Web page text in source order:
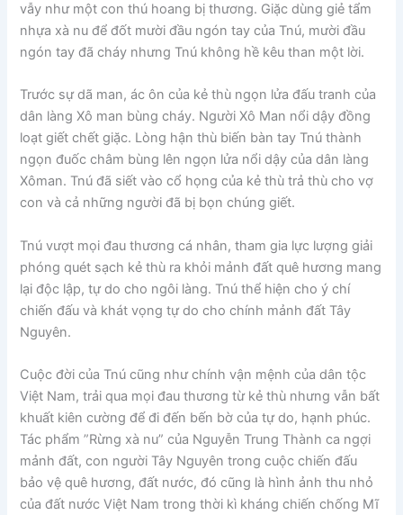
vẫy như một con thú hoang bị thương. Giặc dùng giẻ tẩm
nhựa xà nu để đốt mười đầu ngón tay của Tnú, mười đầu
ngón tay đã cháy nhưng Tnú không hề kêu than một lời.
Trước sự dã man, ác ôn của kẻ thù ngọn lửa đấu tranh của
dân làng Xô man bùng cháy. Người Xô Man nổi dậy đồng
loạt giết chết giặc. Lòng hận thù biến bàn tay Tnú thành
ngọn đuốc châm bùng lên ngọn lửa nổi dậy của dân làng
Xôman. Tnú đã siết vào cổ họng của kẻ thù trả thù cho vợ
con và cả những người đã bị bọn chúng giết.
Tnú vượt mọi đau thương cá nhân, tham gia lực lượng giải
phóng quét sạch kẻ thù ra khỏi mảnh đất quê hương mang
lại độc lập, tự do cho ngôi làng. Tnú thể hiện cho ý chí
chiến đấu và khát vọng tự do cho chính mảnh đất Tây
Nguyên.
Cuộc đời của Tnú cũng như chính vận mệnh của dân tộc
Việt Nam, trải qua mọi đau thương từ kẻ thù nhưng vẫn bất
khuất kiên cường để đi đến bến bờ của tự do, hạnh phúc.
Tác phẩm ”Rừng xà nu” của Nguyễn Trung Thành ca ngợi
mảnh đất, con người Tây Nguyên trong cuộc chiến đấu
bảo vệ quê hương, đất nước, đó cũng là hình ảnh thu nhỏ
của đất nước Việt Nam trong thời kì kháng chiến chống Mĩ